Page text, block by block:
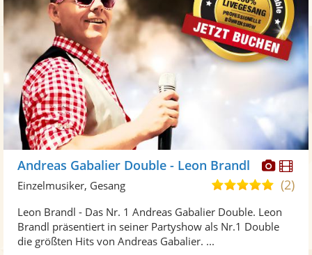
Fotos
Andreas Gabalier Double - Leon Brandl
5,0
5
(2)
Einzelmusiker, Gesang
Leon Brandl - Das Nr. 1 Andreas Gabalier Double. Leon
Brandl präsentiert in seiner Partyshow als Nr.1 Double
die größten Hits von Andreas Gabalier. ...